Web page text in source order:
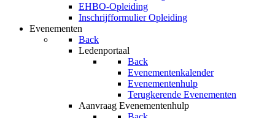
EHBO-Opleiding
Inschrijfformulier Opleiding
Evenementen
Back
Ledenportaal
Back
Evenementenkalender
Evenementenhulp
Terugkerende Evenementen
Aanvraag Evenementenhulp